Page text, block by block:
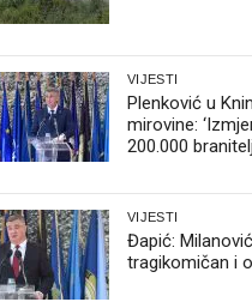
VIJESTI
Plenković u
mirovine:
200.000
VIJESTI
Đapić:
tragikomičan i